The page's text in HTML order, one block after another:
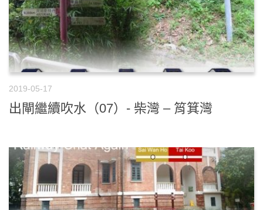
2019-05-17
出閘繼續吹水（07）- 柴灣 – 筲箕灣